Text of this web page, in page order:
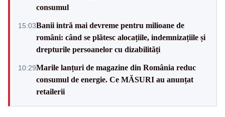
consumul
15:03Banii intră mai devreme pentru milioane de
români: când se plătesc alocațiile, indemnizațiile și
drepturile persoanelor cu dizabilități
10:29Marile lanțuri de magazine din România reduc
consumul de energie. Ce MĂSURI au anunțat
retailerii